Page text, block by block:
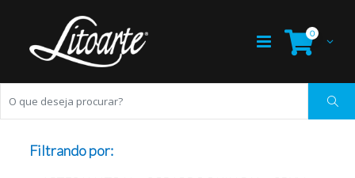
0
Filtrando por: